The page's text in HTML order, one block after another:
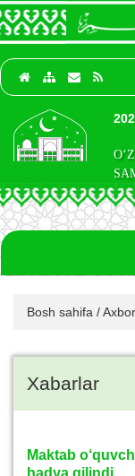
Bosh sahifa /
Xabarlar
Maktab
hadya qilindi